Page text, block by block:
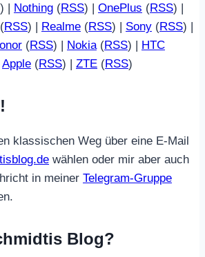
) | Nothing (RSS) | OnePlus (RSS) |
(RSS) | Realme (RSS) | Sony (RSS) |
(RSS) | Nokia (RSS) | HTC
Apple (RSS) | ZTE (RSS)
klassischen Weg über eine E-Mail
wählen oder mir aber auch
in meiner Telegram-Gruppe
Blog?